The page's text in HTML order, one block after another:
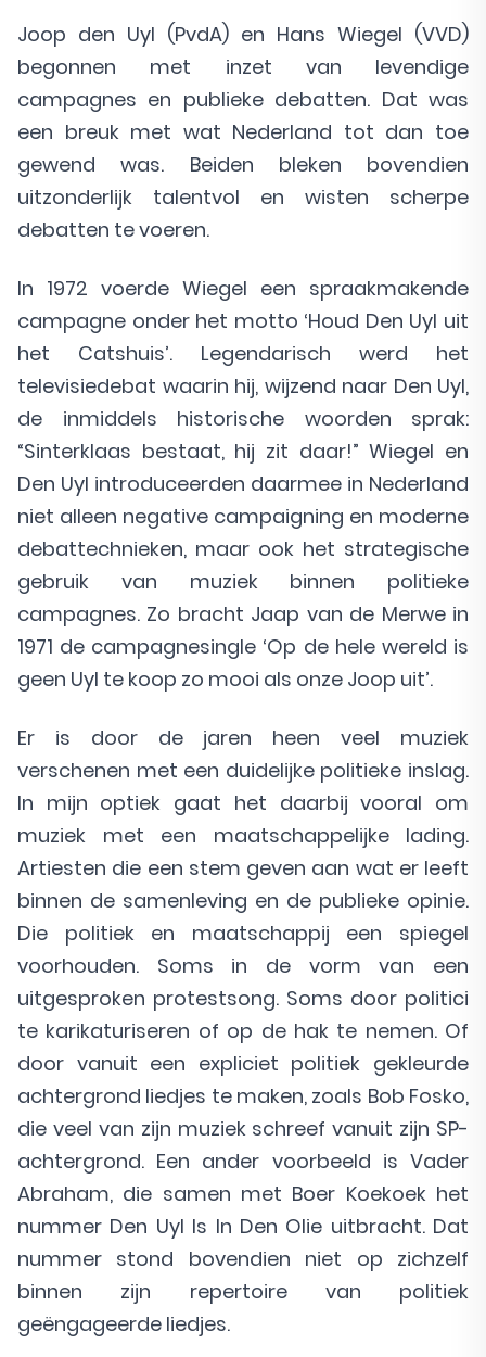
Joop den Uyl (PvdA) en Hans Wiegel (VVD)
begonnen met inzet van levendige
campagnes en publieke debatten. Dat was
een breuk met wat Nederland tot dan toe
gewend was. Beiden bleken bovendien
uitzonderlijk talentvol en wisten scherpe
debatten te voeren.
In 1972 voerde Wiegel een spraakmakende
campagne onder het motto ‘Houd Den Uyl uit
het Catshuis’. Legendarisch werd het
televisiedebat waarin hij, wijzend naar Den Uyl,
de inmiddels historische woorden sprak:
“Sinterklaas bestaat, hij zit daar!” Wiegel en
Den Uyl introduceerden daarmee in Nederland
niet alleen negative campaigning en moderne
debattechnieken, maar ook het strategische
gebruik van muziek binnen politieke
campagnes. Zo bracht Jaap van de Merwe in
1971 de campagnesingle ‘Op de hele wereld is
geen Uyl te koop zo mooi als onze Joop uit’.
Er is door de jaren heen veel muziek
verschenen met een duidelijke politieke inslag.
In mijn optiek gaat het daarbij vooral om
muziek met een maatschappelijke lading.
Artiesten die een stem geven aan wat er leeft
binnen de samenleving en de publieke opinie.
Die politiek en maatschappij een spiegel
voorhouden. Soms in de vorm van een
uitgesproken protestsong. Soms door politici
te karikaturiseren of op de hak te nemen. Of
door vanuit een expliciet politiek gekleurde
achtergrond liedjes te maken, zoals Bob Fosko,
die veel van zijn muziek schreef vanuit zijn SP-
achtergrond. Een ander voorbeeld is Vader
Abraham, die samen met Boer Koekoek het
nummer Den Uyl Is In Den Olie uitbracht. Dat
nummer stond bovendien niet op zichzelf
binnen zijn repertoire van politiek
geëngageerde liedjes.